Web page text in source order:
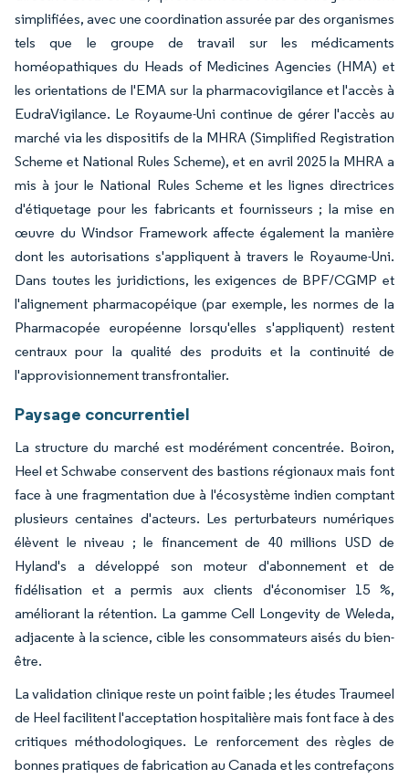
simplifiées, avec une coordination assurée par des organismes
tels que le groupe de travail sur les médicaments
homéopathiques du Heads of Medicines Agencies (HMA) et
les orientations de l'EMA sur la pharmacovigilance et l'accès à
EudraVigilance. Le Royaume-Uni continue de gérer l'accès au
marché via les dispositifs de la MHRA (Simplified Registration
Scheme et National Rules Scheme), et en avril 2025 la MHRA a
mis à jour le National Rules Scheme et les lignes directrices
d'étiquetage pour les fabricants et fournisseurs ; la mise en
œuvre du Windsor Framework affecte également la manière
dont les autorisations s'appliquent à travers le Royaume-Uni.
Dans toutes les juridictions, les exigences de BPF/CGMP et
l'alignement pharmacopéique (par exemple, les normes de la
Pharmacopée européenne lorsqu'elles s'appliquent) restent
centraux pour la qualité des produits et la continuité de
l'approvisionnement transfrontalier.
Paysage concurrentiel
La structure du marché est modérément concentrée. Boiron,
Heel et Schwabe conservent des bastions régionaux mais font
face à une fragmentation due à l'écosystème indien comptant
plusieurs centaines d'acteurs. Les perturbateurs numériques
élèvent le niveau ; le financement de 40 millions USD de
Hyland's a développé son moteur d'abonnement et de
fidélisation et a permis aux clients d'économiser 15 %,
améliorant la rétention. La gamme Cell Longevity de Weleda,
adjacente à la science, cible les consommateurs aisés du bien-
être.
La validation clinique reste un point faible ; les études Traumeel
de Heel facilitent l'acceptation hospitalière mais font face à des
critiques méthodologiques. Le renforcement des règles de
bonnes pratiques de fabrication au Canada et les contrefaçons